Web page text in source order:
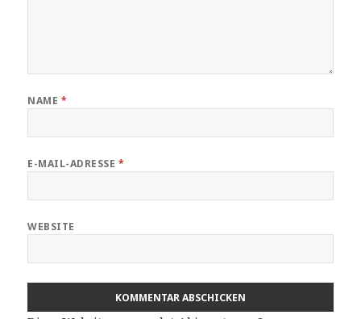
NAME *
E-MAIL-ADRESSE *
WEBSITE